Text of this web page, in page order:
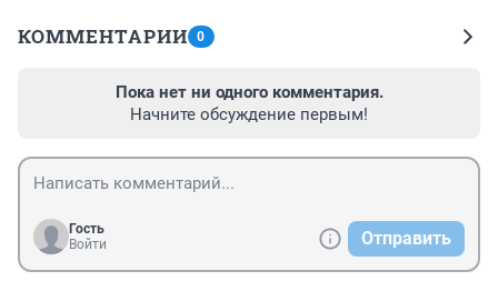
КОММЕНТАРИИ 0
Пока нет ни одного комментария.
Начните обсуждение первым!
Гость
Войти
Отправить